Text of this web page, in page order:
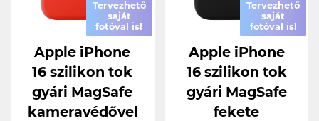
Tervezhető
saját
fotóval is!
Apple iPhone
16 szilikon tok
gyári MagSafe
kameravédővel
Tervezhető
saját
fotóval is!
Apple iPhone
16 szilikon tok
gyári MagSafe
fekete